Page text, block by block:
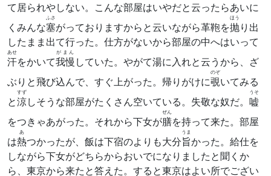
て居られやしない。こんな部屋はいやだと云ったらあいに
くみんな塞
ふさ
がっておりますからと云いながら革鞄を抛
ほう
り出
したまま出て行った。仕方がないから部屋の中へはいって
汗
あせ
をかいて我慢
がまん
していた。やがて湯に入れと云うから、ざ
ぶりと飛び込んで、すぐ上がった。帰りがけに覗
のぞ
いてみる
と涼
すず
しそうな部屋がたくさん空いている。失敬な奴だ。 嘘
うそ
をつきゃあがった。それから下女が膳
ぜん
を持って来た。部屋
は熱
あ
つかったが、飯は下宿のよりも大分旨
うま
かった。給仕を
しながら下女がどちらからおいでになりましたと聞くか
ら、東京から来たと答えた。すると東京はよい所でござい